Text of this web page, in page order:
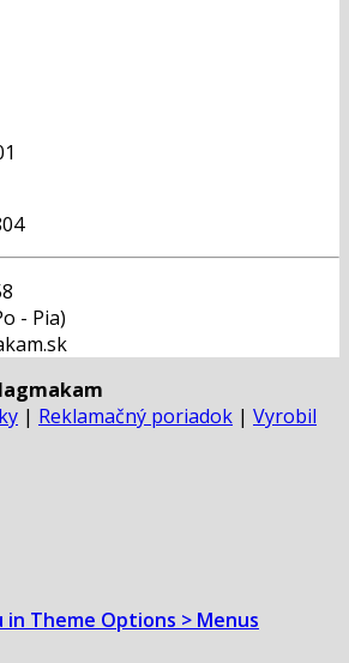
- Pia)
| Reklamačný poriadok | Vyrobil
in Theme Options > Menus